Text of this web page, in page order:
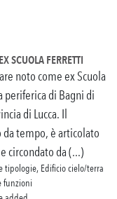
SCUOLA FERRETTI
noto come ex Scuola
periferica di Bagni di
di Lucca. Il
tempo, è articolato
circondato da (...)
tipologie, Edificio cielo/terra
funzioni